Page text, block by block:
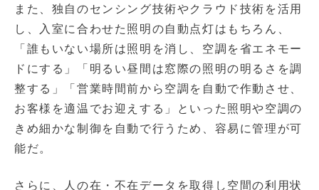
また、独自のセンシング技術やクラウド技術を活用
し、入室に合わせた照明の自動点灯はもちろん、
「誰もいない場所は照明を消し、空調を省エネモー
ドにする」「明るい昼間は窓際の照明の明るさを調
整する」「営業時間前から空調を自動で作動させ、
お客様を適温でお迎えする」といった照明や空調の
きめ細かな制御を自動で行うため、容易に管理が可
能だ。
さらに、人の在・不在データを取得し空間の利用状